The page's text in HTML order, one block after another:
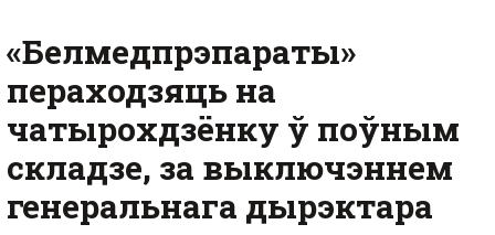
«Белмедпрэпараты»
пераходзяць на
чатырохдзёнку ў поўным
складзе, за выключэннем
генеральнага дырэктара